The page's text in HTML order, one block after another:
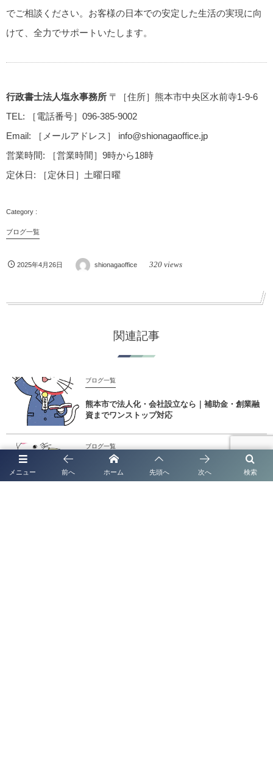
でご相談ください。お客様の日本での安定した生活の実現に向
けて、全力でサポートいたします。
行政書士法人塩永事務所 〒［住所］熊本市中央区水前寺1-9-6
TEL: ［電話番号］096-385-9002
Email: ［メールアドレス］ info@shionagaoffice.jp
営業時間: ［営業時間］9時から18時
定休日: ［定休日］土曜日曜
ブログ一覧
2025年4月26日 shionagaoffice 320 views
関連記事
ブログ一覧
熊本市で法人化・会社設立なら｜補助金・創業融
資までワンストップ対応
ブログ一覧
熊本で法人化・会社設立なら｜補助金・創業融資
までワンストップ対応
メニュー 検索
前へ ホーム 先頭へ 次へ